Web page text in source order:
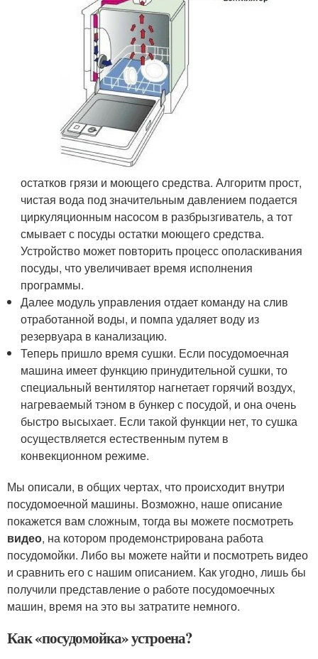
остатков грязи и моющего средства. Алгоритм прост,
чистая вода под значительным давлением подается
циркуляционным насосом в разбрызгиватель, а тот
смывает с посуды остатки моющего средства.
Устройство может повторить процесс ополаскивания
посуды, что увеличивает время исполнения
программы.
Далее модуль управления отдает команду на слив
отработанной воды, и помпа удаляет воду из
резервуара в канализацию.
Теперь пришло время сушки. Если посудомоечная
машина имеет функцию принудительной сушки, то
специальный вентилятор нагнетает горячий воздух,
нагреваемый тэном в бункер с посудой, и она очень
быстро высыхает. Если такой функции нет, то сушка
осуществляется естественным путем в
конвекционном режиме.
Мы описали, в общих чертах, что происходит внутри
посудомоечной машины. Возможно, наше описание
покажется вам сложным, тогда вы можете посмотреть
видео, на котором продемонстрирована работа
посудомойки. Либо вы можете найти и посмотреть видео
и сравнить его с нашим описанием. Как угодно, лишь бы
получили представление о работе посудомоечных
машин, время на это вы затратите немного.
Как «посудомойка» устроена?